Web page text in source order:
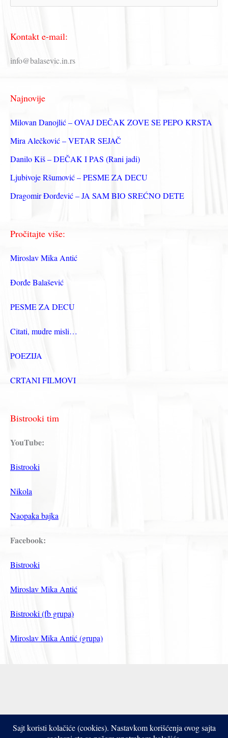
р
т
а
з
а
Kontakt e-mail:
info@balasevic.in.rs
Najnovije
Milovan Danojlić – OVAJ DEČAK ZOVE SE PEPO KRSTA
Mira Alečković – VETAR SEJAČ
Danilo Kiš – DEČAK I PAS (Rani jadi)
Ljubivoje Ršumović – PESME ZA DECU
Dragomir Đorđević – JA SAM BIO SREĆNO DETE
Pročitajte više:
Miroslav Mika Antić
Đorđe Balašević
PESME ZA DECU
Citati, mudre misli…
POEZIJA
CRTANI FILMOVI
Bistrooki tim
YouTube:
Bistrooki
Nikola
Naopaka bajka
Facebook:
Bistrooki
Miroslav Mika Antić
Bistrooki (fb grupa)
Miroslav Mika Antić (grupa)
Copyright © 2017- 2026 Bistrooki
Sajt koristi kolačiće (cookies). Nastavkom korišćenja ovog sajta